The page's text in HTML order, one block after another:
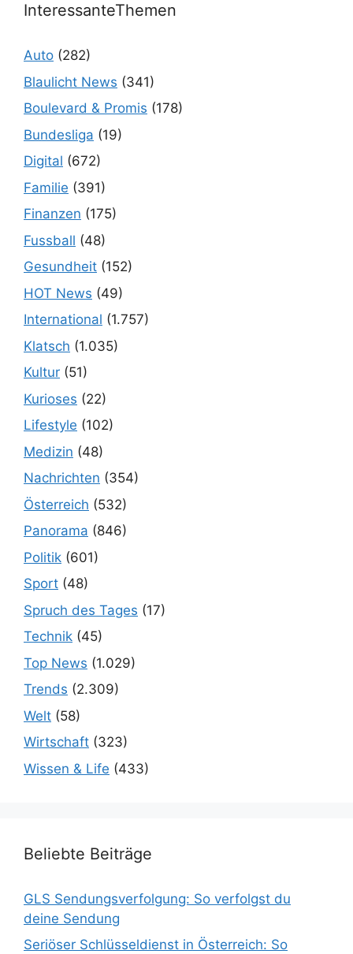
InteressanteThemen
Auto (282)
Blaulicht News (341)
Boulevard & Promis (178)
Bundesliga (19)
Digital (672)
Familie (391)
Finanzen (175)
Fussball (48)
Gesundheit (152)
HOT News (49)
International (1.757)
Klatsch (1.035)
Kultur (51)
Kurioses (22)
Lifestyle (102)
Medizin (48)
Nachrichten (354)
Österreich (532)
Panorama (846)
Politik (601)
Sport (48)
Spruch des Tages (17)
Technik (45)
Top News (1.029)
Trends (2.309)
Welt (58)
Wirtschaft (323)
Wissen & Life (433)
Beliebte Beiträge
GLS Sendungsverfolgung: So verfolgst du
deine Sendung
Seriöser Schlüsseldienst in Österreich: So